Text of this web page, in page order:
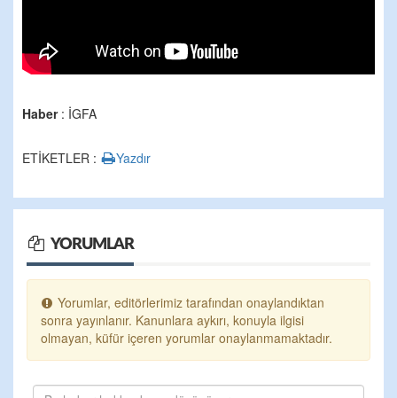
Haber: İGFA
ETİKETLER : Yazdır
YORUMLAR
Yorumlar, editörlerimiz tarafından onaylandıktan
sonra yayınlanır. Kanunlara aykırı, konuyla ilgisi
olmayan, küfür içeren yorumlar onaylanmamaktadır.